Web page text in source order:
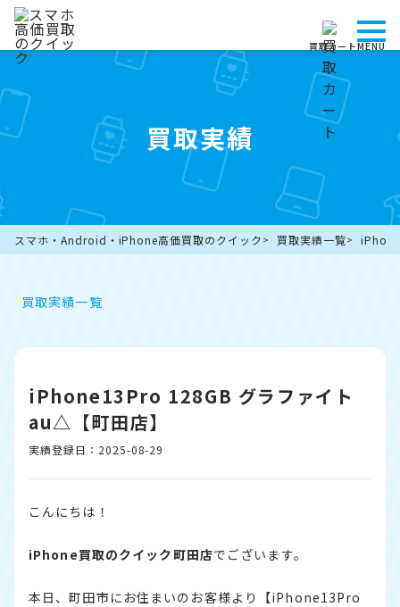
買取カートMENU
買取実績
スマホ・Android・iPhone高価買取のクイック 買取実績一覧
買取実績一覧
iPhone13Pro 128GB グラファイト
au△【町田店】
実績登録日：2025-08-29
こんにちは！
iPhone買取のクイック町田店でございます。
本日、町田市にお住まいのお客様より【iPhone13Pro